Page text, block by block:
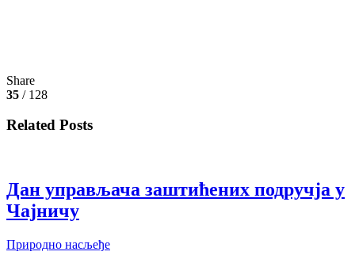
Share
35 / 128
Related Posts
Дан управљача заштићених подручја у
Чајничу
Природно насљеђе